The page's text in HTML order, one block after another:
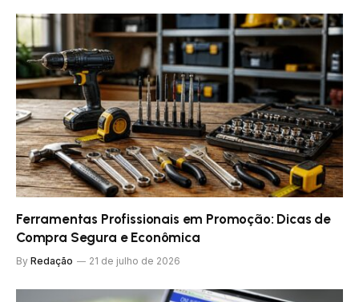
Ferramentas Profissionais em Promoção: Dicas de
Compra Segura e Econômica
By Redação 21 de julho de 2026